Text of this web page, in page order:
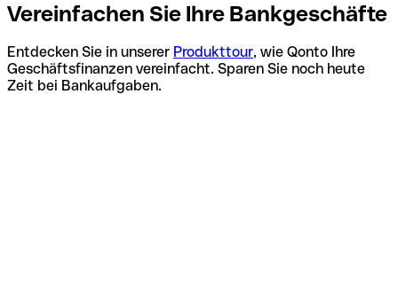
Vereinfachen Sie Ihre Bankgeschäfte
Entdecken Sie in unserer Produkttour, wie Qonto Ihre
Geschäftsfinanzen vereinfacht. Sparen Sie noch heute
Zeit bei Bankaufgaben.